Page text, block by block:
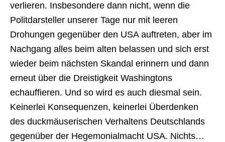
verlieren. Insbesondere dann nicht, wenn die
Politdarsteller unserer Tage nur mit leeren
Drohungen gegenüber den USA auftreten, aber im
Nachgang alles beim alten belassen und sich erst
wieder beim nächsten Skandal erinnern und dann
erneut über die Dreistigkeit Washingtons
echauffieren. Und so wird es auch diesmal sein.
Keinerlei Konsequenzen, keinerlei Überdenken
des duckmäuserischen Verhaltens Deutschlands
gegenüber der Hegemonialmacht USA. Nichts…